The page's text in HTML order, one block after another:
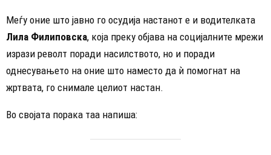
Меѓу оние што јавно го осудија настанот е и водителката
Лила Филиповска, која преку објава на социјалните мрежи
изрази револт поради насилството, но и поради
однесувањето на оние што наместо да ѝ помогнат на
жртвата, го снимале целиот настан.
Во својата порака таа напиша: